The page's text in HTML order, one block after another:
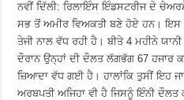
ਨਵੀਂ ਦਿੱਲੀ: ਰਿਲਾਇੰਸ ਇੰਡਸਟਰੀਜ ਦੇ
ਸਭ ਤੋਂ ਅਮੀਰ ਵਿਅਕਤੀ ਬਣੇ ਹੋਏ ਹਨ। ਇਸ
ਤੇਜੀ ਨਾਲ ਵੱਧ ਰਹੀ ਹੈ। ਬੀਤੇ 4 ਮਹੀਨੇ
ਦੌਰਾਨ ਉਨ੍ਹਾਂ ਦੀ ਦੌਲਤ ਲੱਗਭੱਗ 67 ਹਜਾਰ
ਜ਼ਿਆਦਾ ਵੱਧ ਗਈ ਹੈ। ਹਾਲਾਂਕਿ ਤੁਸੀਂ ਇਹ
ਅਰਬਪਤੀ ਅਜਿਹਾ ਵੀ ਹੈ ਜਿਸਨੂੰ ਇੰਨੀ ਦੌਲਤ